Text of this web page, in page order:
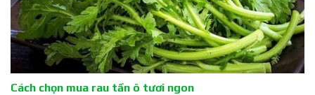
Cách chọn mua rau tần ô tươi ngon